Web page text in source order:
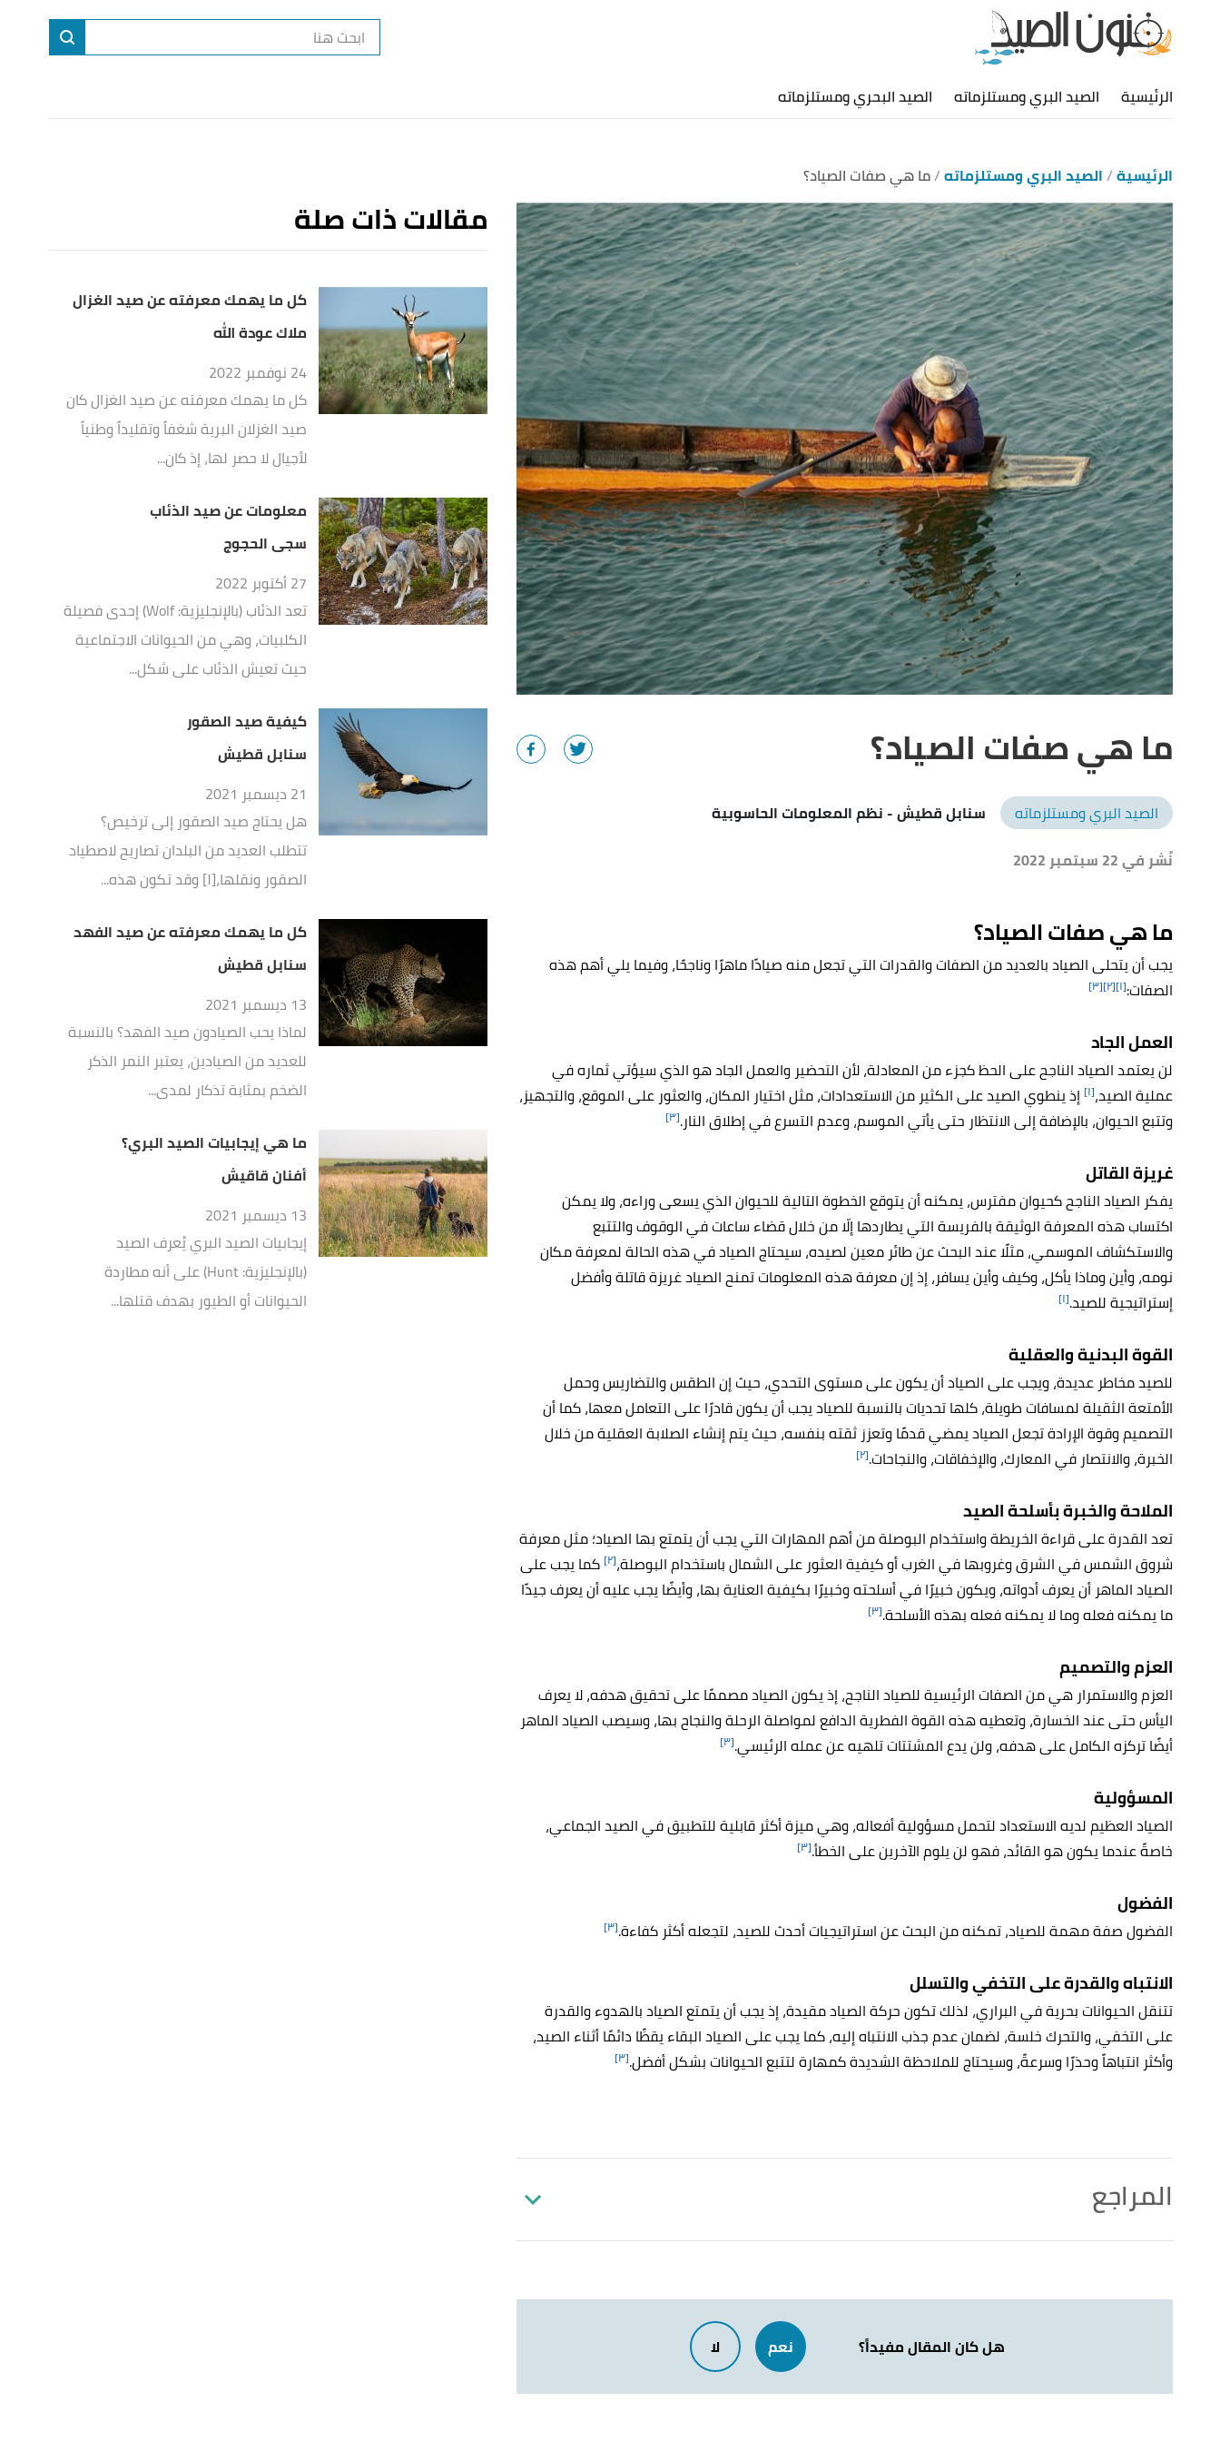
الرئيسية الصيد البري ومستلزماته الصيد البحري ومستلزماته
الرئيسية الصيد البري ومستلزماته ما هي صفات الصياد؟
ما هي صفات الصياد؟
الصيد البري ومستلزماته سنابل قطيش- نظم المعلومات الحاسوبية
نُشر في 22 سبتمبر 2022
ما هي صفات الصياد؟
يجب أن يتحلى الصياد بالعديد من الصفات والقدرات التي تجعل منه صيادًا ماهرًا وناجحًا، وفيما يلي أهم هذه
الصفات:[١] [٢] [٣]
العمل الجاد
لن يعتمد الصياد الناجح على الحظ كجزء من المعادلة، لأن التحضير والعمل الجاد هو الذي سيؤتي ثماره في
عملية الصيد،[١] إذ ينطوي الصيد على الكثير من الاستعدادات، مثل اختيار المكان، والعثور على الموقع، والتجهيز،
وتتبع الحيوان، بالإضافة إلى الانتظار حتى يأتي الموسم، وعدم التسرع في إطلاق النار.[٣]
غريزة القاتل
يفكر الصياد الناجح كحيوان مفترس، يمكنه أن يتوقع الخطوة التالية للحيوان الذي يسعى وراءه، ولا يمكن
اكتساب هذه المعرفة الوثيقة بالفريسة التي يطاردها إلّا من خلال قضاء ساعات في الوقوف والتتبع
والاستكشاف الموسمي، مثلًا عندالبحث عن طائر معين لصيده، سيحتاج الصياد في هذه الحالة لمعرفة مكان
نومه، وأين وماذا يأكل، وكيف وأين يسافر، إذ إن معرفة هذه المعلومات تمنح الصياد غريزة قاتلة وأفضل
إستراتيجية للصيد.[١]
القوة البدنية والعقلية
للصيد مخاطر عديدة، ويجب على الصياد أن يكون على مستوى التحدي، حيث إن الطقس والتضاريس وحمل
الأمتعة الثقيلة لمسافات طويلة، كلها تحديات بالنسبة للصياد يجب أن يكون قادرًا على التعامل معها، كما أن
التصميم وقوة الإرادة تجعل الصياد يمضي قدمًا وتعزز ثقته بنفسه، حيث يتم إنشاء الصلابة العقلية من خلال
الخبرة، والانتصار في المعارك، والإخفاقات، والنجاحات.[٢]
الملاحة والخبرة بأسلحة الصيد
تعد القدرة على قراءة الخريطة واستخدام البوصلة من أهم المهارات التي يجب أن يتمتع بها الصياد؛ مثلمعرفة
شروق الشمس في الشرق وغروبها في الغرب أو كيفية العثور على الشمال باستخدام البوصلة،[٢] كما يجب على
الصياد الماهر أن يعرف أدواته، ويكون خبيرًا في أسلحته وخبيرًا بكيفية العناية بها، وأيضًا يجب عليه أن يعرف جيدًا
ما يمكنه فعله وما لا يمكنه فعله بهذه الأسلحة.[٣]
العزم والتصميم
العزم والاستمرار هي من الصفات الرئيسية للصياد الناجح، إذ يكون الصياد مصممًا على تحقيق هدفه، لا يعرف
اليأس حتى عند الخسارة، وتعطيه هذه القوة الفطرية الدافع لمواصلة الرحلة والنجاح بها، وسيصب الصياد الماهر
أيضًا تركزه الكامل على هدفه، ولن يدع المشتتات تلهيه عن عمله الرئيسي.[٣]
المسؤولية
الصياد العظيم لديه الاستعداد لتحمل مسؤولية أفعاله، وهي ميزة أكثر قابلية للتطبيق في الصيد الجماعي،
خاصةً عندما يكون هو القائد، فهو لن يلوم الآخرين على الخطأ.[٣]
الفضول
الفضول صفة مهمة للصياد، تمكنه من البحث عن استراتيجيات أحدث للصيد، لتجعله أكثر كفاءة.[٣]
الانتباه والقدرة على التخفي والتسلل
تتنقل الحيوانات بحرية في البراري، لذلك تكون حركة الصياد مقيدة، إذ يجب أن يتمتع الصياد بالهدوء والقدرة
على التخفي، والتحركخلسة، لضمان عدم جذب الانتباه إليه،كما يجب على الصيادالبقاء يقظًا دائمًا أثناء الصيد،
وأكثر انتباهاً وحذرًا وسرعةً، وسيحتاج للملاحظة الشديدة كمهارة لتتبع الحيوانات بشكل أفضل.[٣]
المراجع
Dave Benfell (28/6/2020),"Six Core Hunting Skills"
Dale Richardson (19/8/2017),"How to become a master hunter – Qualities of a
هل كان المقال مفيداً؟ نعم لا
مقالات ذات صلة
كل ما يهمك معرفته عن صيد الغزال
ملاك عودة الله
24 نوفمبر 2022
كل ما يهمك معرفته عن صيد الغزال كان
صيد الغزلان البرية شغفاً وتقليداً وطنياً
لأجيال لا حصر لها، إذ كان...
معلومات عن صيد الذئاب
سجى الحجوج
27 أكتوبر 2022
تعد الذئاب (بالإنجليزية: Wolf) إحدى فصيلة
الكلبيات، وهي من الحيوانات الاجتماعية
حيث تعيش الذئاب على شكل...
كيفية صيد الصقور
سنابل قطيش
21 ديسمبر 2021
هل يحتاج صيد الصقور إلى ترخيص؟
تتطلب العديد من البلدان تصاريح لاصطياد
الصقور ونقلها،[١] وقد تكون هذه...
كل ما يهمك معرفته عن صيد الفهد
سنابل قطيش
13 ديسمبر 2021
لماذا يحب الصيادون صيد الفهد؟ بالنسبة
للعديد من الصيادين، يعتبر النمر الذكر
الضخم بمثابة تذكار لمدى...
ما هي إيجابيات الصيد البري؟
أفنان قاقيش
13 ديسمبر 2021
إيجابيات الصيد البري يُعرف الصيد
(بالإنجليزية: Hunt) على أنه مطاردة
الحيوانات أو الطيور بهدف قتلها...